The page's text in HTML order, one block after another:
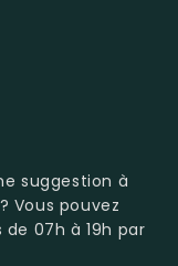
suggestion à
? Vous pouvez
07h à 19h par